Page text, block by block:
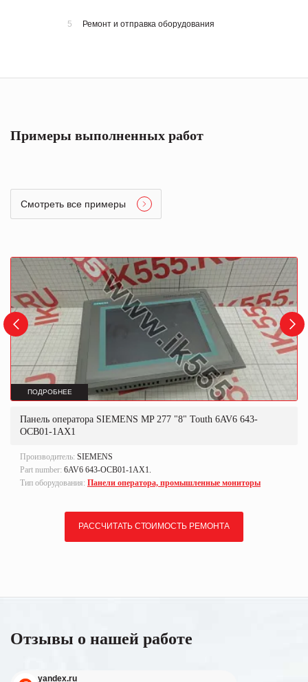
5 Ремонт и отправка оборудования
Примеры выполненных работ
Смотреть все примеры
ПОДРОБНЕЕ
Панель оператора SIEMENS MP 277 "8" Touth 6AV6 643-
OCB01-1AX1
Производитель: SIEMENS
Part number: 6AV6 643-OCB01-1AX1.
Тип оборудования: Панели оператора, промышленные мониторы
РАССЧИТАТЬ СТОИМОСТЬ РЕМОНТА
Отзывы о нашей работе
yandex.ru